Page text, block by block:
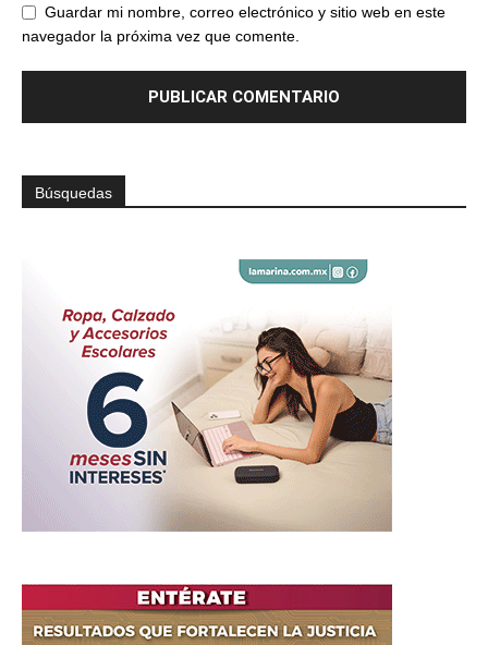
Guardar mi nombre, correo electrónico y sitio web en este
navegador la próxima vez que comente.
Búsquedas